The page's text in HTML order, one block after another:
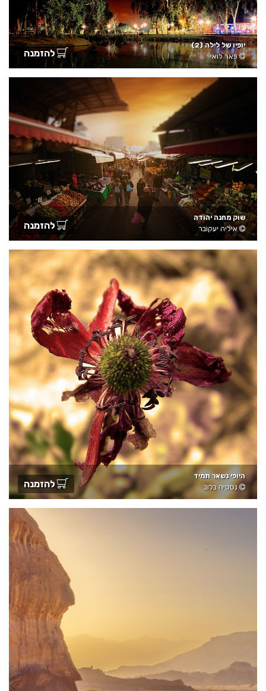
יופיו של לילה (2)
פאר לואי
להזמנה
שוק מחנה יהודה
איליה יעקובר
להזמנה
היופי נשאר תמיד
נסטיה בלוב
להזמנה